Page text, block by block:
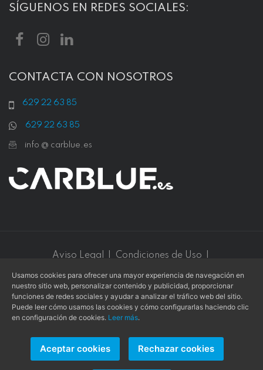
SÍGUENOS EN REDES SOCIALES:
CONTACTA CON NOSOTROS
629 22 63 85
629 22 63 85
info @ carblue.es
Aviso Legal | Condiciones de Uso
|
Este sitio web está protegido por reCAPTCHA v3y se aplican
la Política de privacidady losTérminos de servicio deGoogle
Copyright © 2026 - L. COLLADO
- Todos los derechos
Usamos cookies para ofrecer una mayor experiencia de navegación en
nuestro sitio web, personalizar contenido y publicidad, proporcionar
funciones de redes sociales y ayudar a analizar el tráfico web del sitio.
Puede leer cómo usamos las cookies y cómo configurarlas haciendo clic
en configuración de cookies. Leer más.
Aceptar cookies Rechazar cookies